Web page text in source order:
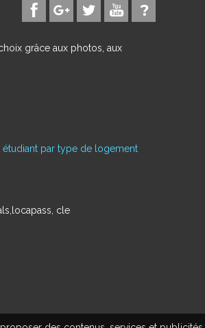
grâce aux photos, aux
par type de logement
cle